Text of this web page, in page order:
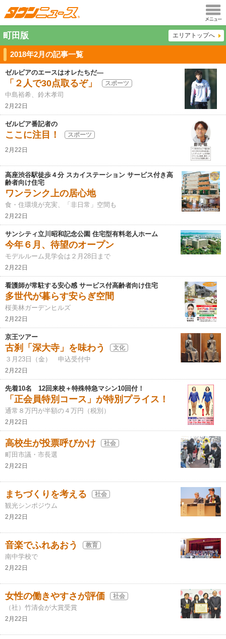
メニュ
ー
町田版 エリアトップへ
2018年2月の記事一覧
ゼルビアのエースはオレたちだ―
「２人で30点取るぞ」 スポーツ
中島裕希、鈴木孝司
2月22日
ゼルビア番記者の
ここに注目！ スポーツ
2月22日
高座渋谷駅徒歩４分 スカイステーション サービス付き高
齢者向け住宅
ワンランク上の居心地
食・住環境が充実、「非日常」空間も
2月22日
サンシティ立川昭和記念公園 住宅型有料老人ホーム
今年６月、待望のオープン
モデルルーム見学会は２月28日まで
2月22日
看護師が常駐する安心感 サービス付高齢者向け住宅
多世代が暮らす安らぎ空間
桜美林ガーデンヒルズ
2月22日
京王ツアー
古刹「深大寺」を味わう 文化
３月23日（金） 申込受付中
2月22日
先着10名 12回来校＋特殊特急マシン10回付！
「正会員特別コース」が特別プライス！
通常８万円が半額の４万円（税別）
2月22日
高校生が投票呼びかけ 社会
町田市議・市長選
2月22日
まちづくりを考える 社会
観光シンポジウム
2月22日
音楽でふれあおう 教育
南中学校で
2月22日
女性の働きやすさが評価 社会
（社）竹清会が大賞受賞
2月22日